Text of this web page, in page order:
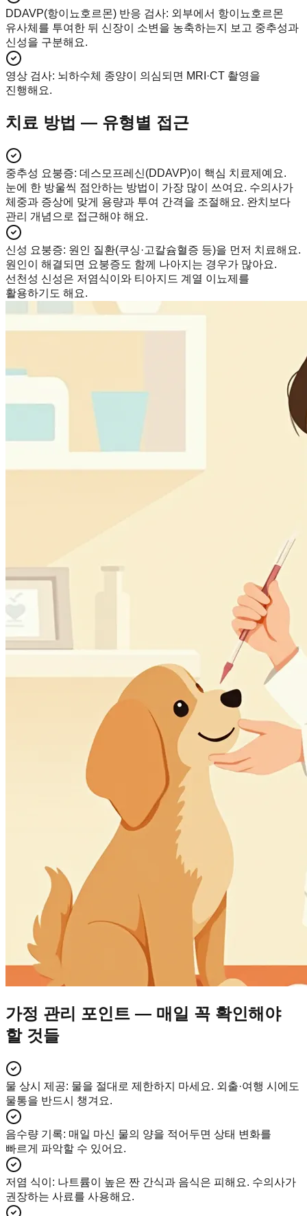
DDAVP(항이뇨호르몬) 반응 검사: 외부에서 항이뇨호르몬
유사체를 투여한 뒤 신장이 소변을 농축하는지 보고 중추성과
신성을 구분해요.
영상 검사: 뇌하수체 종양이 의심되면 MRI·CT 촬영을
진행해요.
치료 방법 — 유형별 접근
중추성 요붕증: 데스모프레신(DDAVP)이 핵심 치료제예요.
눈에 한 방울씩 점안하는 방법이 가장 많이 쓰여요. 수의사가
체중과 증상에 맞게 용량과 투여 간격을 조절해요. 완치보다
관리 개념으로 접근해야 해요.
신성 요붕증: 원인 질환(쿠싱·고칼슘혈증 등)을 먼저 치료해요.
원인이 해결되면 요붕증도 함께 나아지는 경우가 많아요.
선천성 신성은 저염식이와 티아지드 계열 이뇨제를
활용하기도 해요.
가정 관리 포인트 — 매일 꼭 확인해야
할 것들
물 상시 제공: 물을 절대로 제한하지 마세요. 외출·여행 시에도
물통을 반드시 챙겨요.
음수량 기록: 매일 마신 물의 양을 적어두면 상태 변화를
빠르게 파악할 수 있어요.
저염 식이 : 나트륨이 높은 짠 간식과 음식은 피해요. 수의사가
권장하는 사료를 사용해요.